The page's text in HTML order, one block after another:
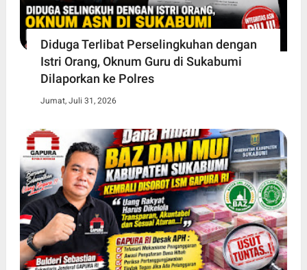
Diduga Terlibat Perselingkuhan dengan
Istri Orang, Oknum Guru di Sukabumi
Dilaporkan ke Polres
Jumat, Juli 31, 2026